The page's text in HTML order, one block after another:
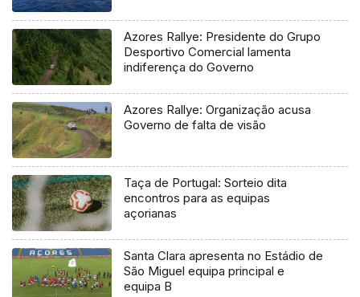
Azores Rallye: Presidente do Grupo
Desportivo Comercial lamenta
indiferença do Governo
Azores Rallye: Organização acusa
Governo de falta de visão
Taça de Portugal: Sorteio dita
encontros para as equipas
açorianas
Santa Clara apresenta no Estádio de
São Miguel equipa principal e
equipa B